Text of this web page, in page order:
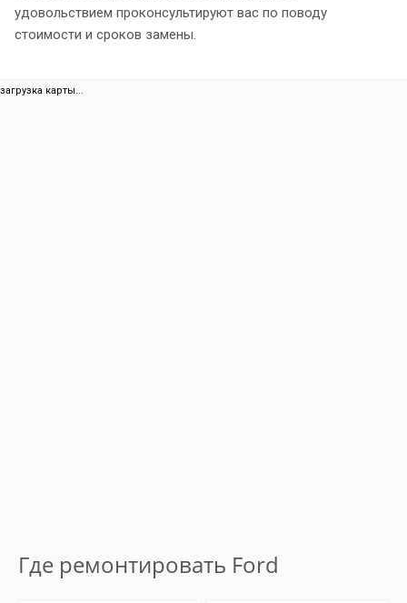
удовольствием проконсультируют вас по поводу
стоимости и сроков замены.
загрузка карты...
Где ремонтировать Ford